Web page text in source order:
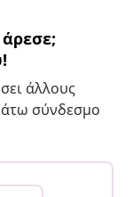
άλλους
σύνδεσμο